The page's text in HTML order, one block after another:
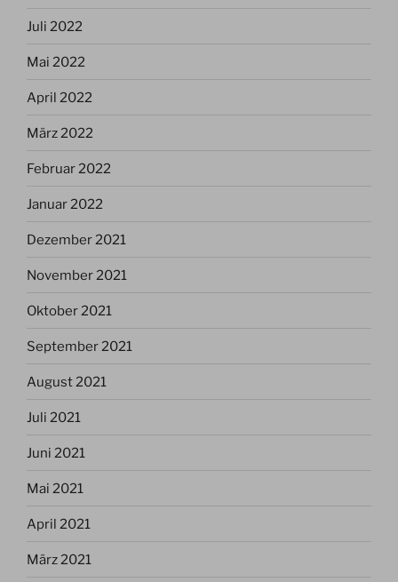
Juli 2022
Mai 2022
April 2022
März 2022
Februar 2022
Januar 2022
Dezember 2021
November 2021
Oktober 2021
September 2021
August 2021
Juli 2021
Juni 2021
Mai 2021
April 2021
März 2021